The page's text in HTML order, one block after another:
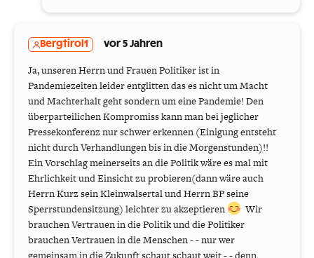
Bergtirol1 vor 5 Jahren
Ja, unseren Herrn und Frauen Politiker ist in
Pandemiezeiten leider entglitten das es nicht um Macht
und Machterhalt geht sondern um eine Pandemie! Den
überparteilichen Kompromiss kann man bei jeglicher
Pressekonferenz nur schwer erkennen (Einigung entsteht
nicht durch Verhandlungen bis in die Morgenstunden)!!
Ein Vorschlag meinerseits an die Politik wäre es mal mit
Ehrlichkeit und Einsicht zu probieren(dann wäre auch
Herrn Kurz sein Kleinwalsertal und Herrn BP seine
Sperrstundensitzung) leichter zu akzeptieren
Wir
brauchen Vertrauen in die Politik und die Politiker
brauchen Vertrauen in die Menschen - - nur wer
gemeinsam in die Zukunft schaut schaut weit - - denn